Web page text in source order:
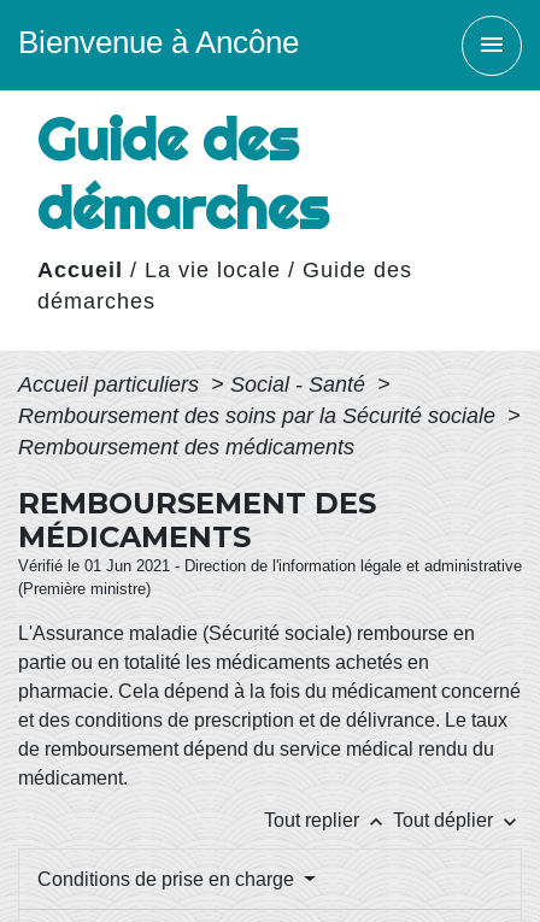
Bienvenue à Ancône menu
Guide des
démarches
Accueil / La vie locale / Guide des
démarches
Accueil particuliers > Social - Santé >
Remboursement des soins par la Sécurité sociale >
Remboursement des médicaments
REMBOURSEMENT DES
MÉDICAMENTS
Vérifié le 01 Jun 2021 - Direction de l'information légale et administrative
(Première ministre)
L'Assurance maladie (Sécurité sociale) rembourse en
partie ou en totalité les médicaments achetés en
pharmacie. Cela dépend à la fois du médicament concerné
et des conditions de prescription et de délivrance. Le taux
de remboursement dépend du service médical rendu du
médicament.
Tout replier keyboard_arrow_up Tout déplier keyboard_arrow_down
Conditions de prise en charge